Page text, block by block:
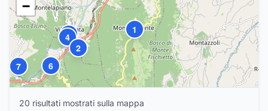
1
2
3
4
6
7
−
20 risultati mostrati sulla mappa